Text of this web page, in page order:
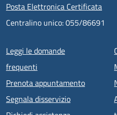
Posta Elettronica Certificata
Centralino unico: 055/86691
Menu piè di
Leggi le domande
frequenti
Prenota appuntamento
Segnala disservizio